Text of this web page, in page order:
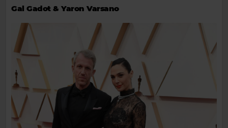
Gal Gadot & Yaron Varsano